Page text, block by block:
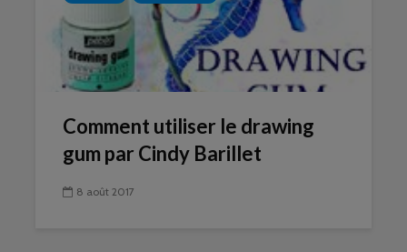
Comment utiliser le drawing
gum par Cindy Barillet
8 août 2017